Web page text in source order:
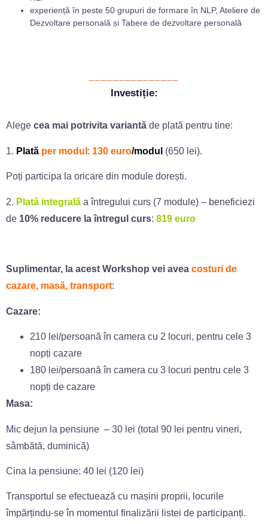
experiență în peste 50 grupuri de formare în NLP, Ateliere de
Dezvoltare personală și Tabere de dezvoltare personală
Investiție:
Alege cea mai potrivita variantă de plată pentru tine:
1. Plată per modul : 130 euro/modul (650 lei).
Poți participa la oricare din module dorești.
2. P lată integrală a întregului curs (7 module) – beneficiezi
de 10% reducere la întregul curs: 819 euro
Suplimentar, la acest Workshop vei avea costuri de
cazare, masă, transport:
Cazare:
210 lei/persoană în camera cu 2 locuri, pentru cele 3
nopți cazare
180 lei/persoană în camera cu 3 locuri pentru cele 3
nopți de cazare
Masa:
Mic dejun la pensiune – 30 lei (total 90 lei pentru vineri,
sâmbătă, duminică)
Cina la pensiune: 40 lei (120 lei)
Transportul se efectuează cu mașini proprii, locurile
împărțindu-se în momentul finalizării listei de participanți.